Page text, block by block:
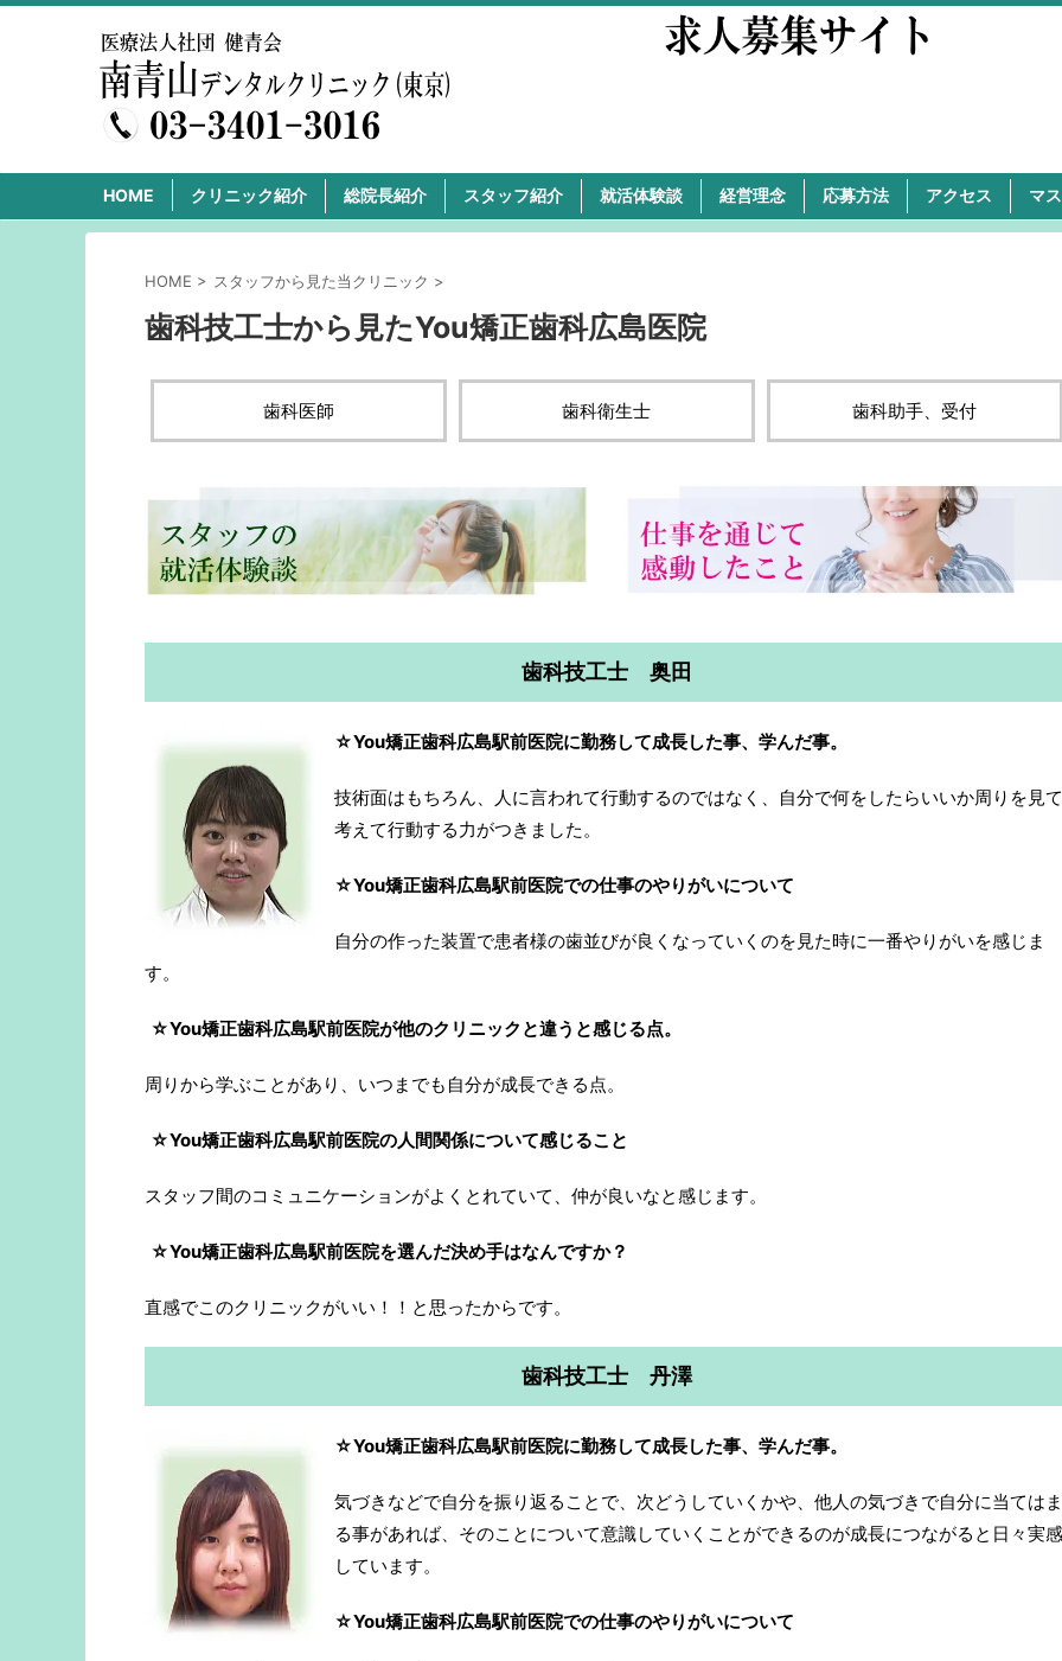
HOME クリニック紹介 総院長紹介 スタッフ紹介 就活体験談 経営理念 応募方法 アクセス マ
HOME > スタッフから見た当クリニック >
歯科技工士から見たYou矯正歯科広島医院
歯科医師 歯科衛生士 歯科助手、受付
歯科技工士 奥田
☆You矯正歯科広島駅前医院に勤務して成長した事、学んだ事。
技術面はもちろん、人に言われて行動するのではなく、自分で何をしたらいいか周りを見て
考えて行動する力がつきました。
☆You矯正歯科広島駅前医院での仕事のやりがいについて
自分の作った装置で患者様の歯並びが良くなっていくのを見た時に一番やりがいを感じま
す。
☆You矯正歯科広島駅前医院が他のクリニックと違うと感じる点。
周りから学ぶことがあり、いつまでも自分が成長できる点。
☆You矯正歯科広島駅前医院の人間関係について感じること
スタッフ間のコミュニケーションがよくとれていて、仲が良いなと感じます。
☆You矯正歯科広島駅前医院を選んだ決め手はなんですか？
直感でこのクリニックがいい！！と思ったからです。
歯科技工士 丹澤
☆You矯正歯科広島駅前医院に勤務して成長した事、学んだ事。
気づきなどで自分を振り返ることで、次どうしていくかや、他人の気づきで自分に当てはま
る事があれば、そのことについて意識していくことができるのが成長につながると日々実感
しています。
☆You矯正歯科広島駅前医院での仕事のやりがいについて